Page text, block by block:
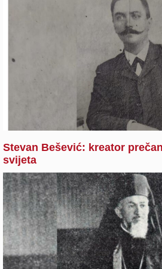
Stevan Bešević: kreator
svijeta